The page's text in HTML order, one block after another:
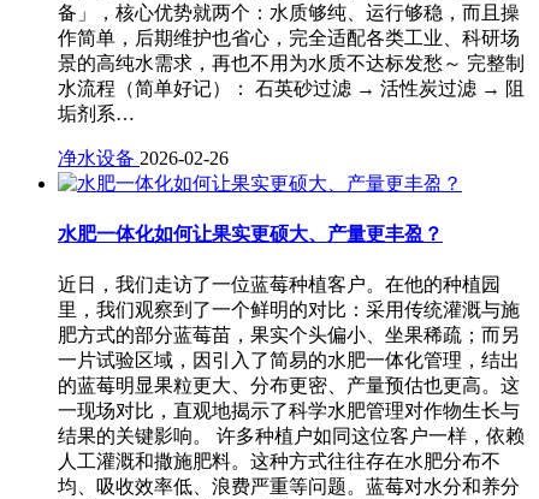
备」，核心优势就两个：水质够纯、运行够稳，而且操
作简单，后期维护也省心，完全适配各类工业、科研场
景的高纯水需求，再也不用为水质不达标发愁～ 完整制
水流程（简单好记）： 石英砂过滤 → 活性炭过滤 → 阻
垢剂系…
净水设备 2026-02-26
水肥一体化如何让果实更硕大、产量更丰盈？
近日，我们走访了一位蓝莓种植客户。在他的种植园
里，我们观察到了一个鲜明的对比：采用传统灌溉与施
肥方式的部分蓝莓苗，果实个头偏小、坐果稀疏；而另
一片试验区域，因引入了简易的水肥一体化管理，结出
的蓝莓明显果粒更大、分布更密、产量预估也更高。这
一现场对比，直观地揭示了科学水肥管理对作物生长与
结果的关键影响。 许多种植户如同这位客户一样，依赖
人工灌溉和撒施肥料。这种方式往往存在水肥分布不
均、吸收效率低、浪费严重等问题。蓝莓对水分和养分